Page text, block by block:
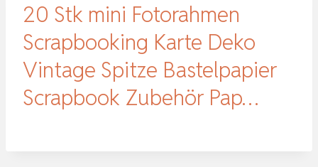
20 Stk mini Fotorahmen
Scrapbooking Karte Deko
Vintage Spitze Bastelpapier
Scrapbook Zubehör Pap…